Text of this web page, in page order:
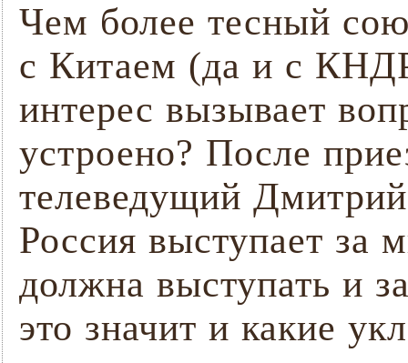
Чем более тесный
с Китаем (да и с
интерес вызывает
устроено? После
телеведущий
Россия выступает за
должна выступать и
это значит и какие